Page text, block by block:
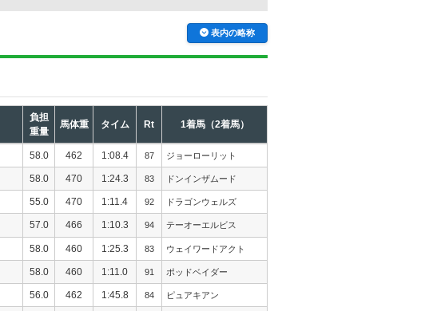
表内の略称
負担
重量
馬体重 タイム Rt 1着馬（2着馬）
58.0 462 1:08.4 87 ジョーローリット
58.0 470 1:24.3 83 ドンインザムード
55.0 470 1:11.4 92 ドラゴンウェルズ
57.0 466 1:10.3 94 テーオーエルビス
58.0 460 1:25.3 83 ウェイワードアクト
58.0 460 1:11.0 91 ポッドベイダー
56.0 462 1:45.8 84 ピュアキアン